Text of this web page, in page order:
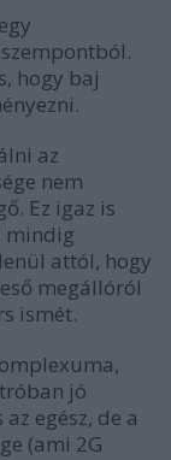
hogy baj
az
nem
Ez igaz is
mindig
attól, hogy
megállóról
ismét.
jó
egész, de a
(ami 2G